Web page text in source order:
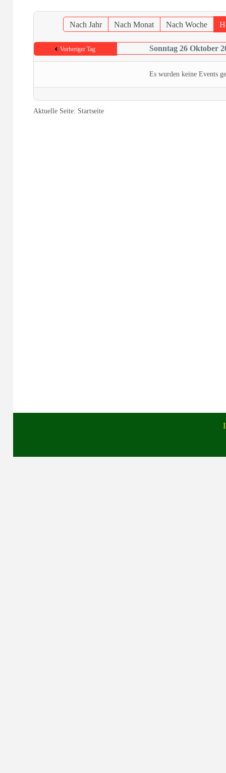
Nach Jahr Nach Monat Nach Woche
Vorheriger Tag Sonntag 26 Oktober
Es wurden keine Events
Aktuelle Seite: Startseite